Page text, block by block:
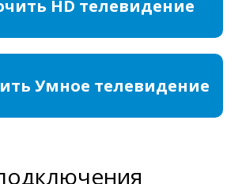
HD телевидение
Умное телевидение